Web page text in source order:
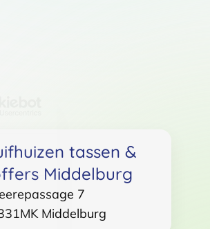
tassen &
Middelburg
7
Middelburg